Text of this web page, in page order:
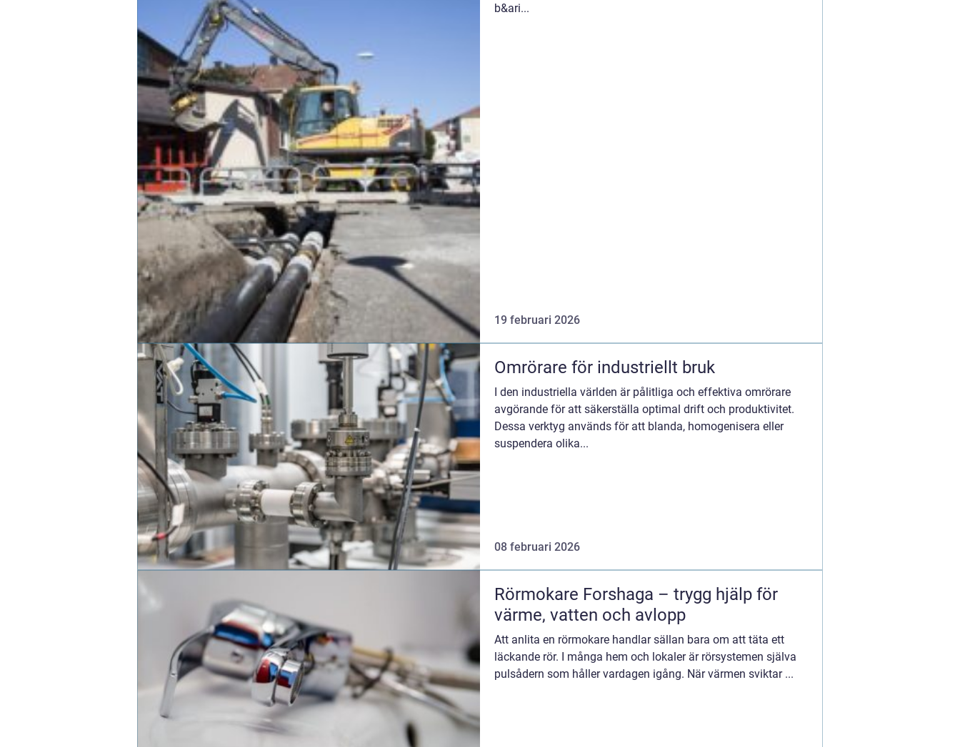
b&ari...
19 februari 2026
Omrörare för industriellt bruk
I den industriella världen är pålitliga och effektiva omrörare
avgörande för att säkerställa optimal drift och produktivitet.
Dessa verktyg används för att blanda, homogenisera eller
suspendera olika...
08 februari 2026
Rörmokare Forshaga – trygg hjälp för
värme, vatten och avlopp
Att anlita en rörmokare handlar sällan bara om att täta ett
läckande rör. I många hem och lokaler är rörsystemen själva
pulsådern som håller vardagen igång. När värmen sviktar ...